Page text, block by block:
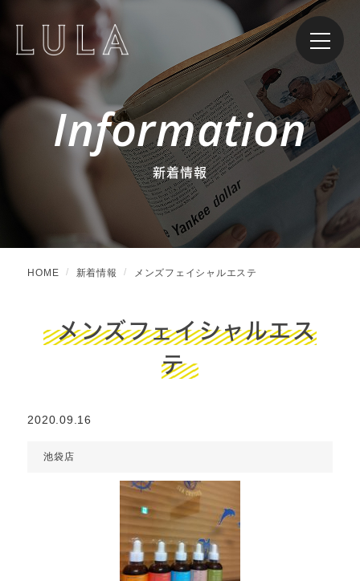
Information
新着情報
HOME 新着情報 メンズフェイシャルエステ
メンズフェイシャルエス
テ
2020.09.16
池袋店